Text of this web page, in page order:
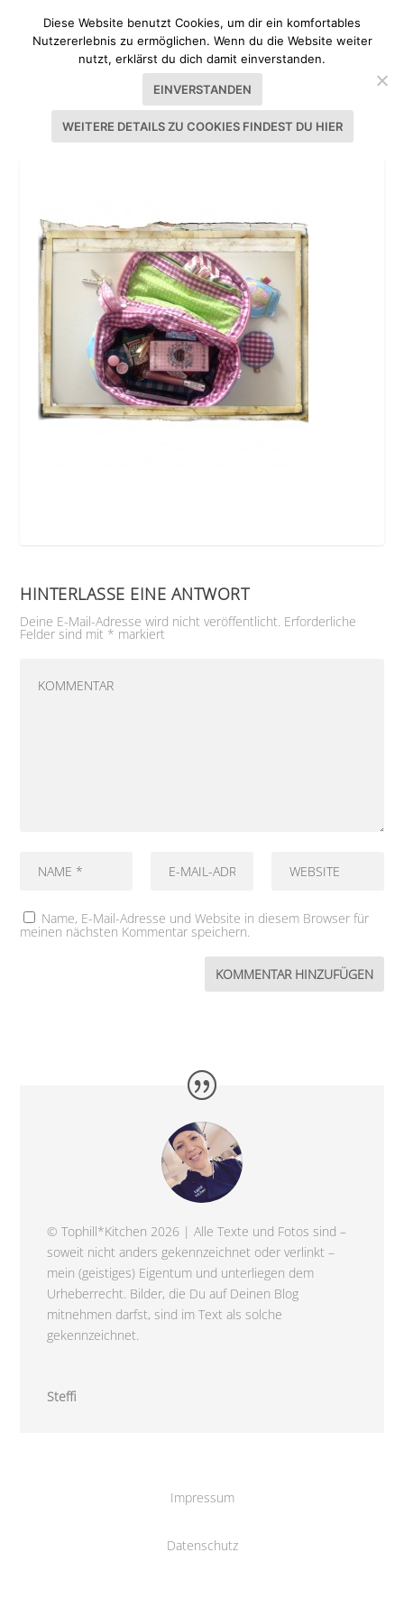
SELBST GENÄHTE WIESN-TASCHE 2013
HINTERLASSE EINE ANTWORT
Deine E-Mail-Adresse wird nicht veröffentlicht. Erforderliche
Felder sind mit * markiert
Name, E-Mail-Adresse und Website in diesem Browser für
meinen nächsten Kommentar speichern.
© Tophill*Kitchen 2026 | Alle Texte und Fotos sind –
soweit nicht anders gekennzeichnet oder verlinkt –
mein (geistiges) Eigentum und unterliegen dem
Urheberrecht. Bilder, die Du auf Deinen Blog
mitnehmen darfst, sind im Text als solche
gekennzeichnet.
Steffi
Impressum
Datenschutz
Diese Website benutzt Cookies, um dir ein komfortables
Nutzererlebnis zu ermöglichen. Wenn du die Website weiter
nutzt, erklärst du dich damit einverstanden.
EINVERSTANDEN
WEITERE DETAILS ZU COOKIES FINDEST DU HIER